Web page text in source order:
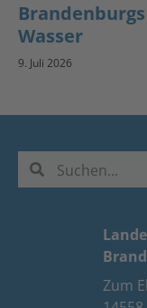
Wasser
9. Juli 2026
Zum